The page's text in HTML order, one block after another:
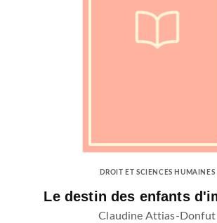
DROIT ET SCIENCES HUMAINES
Le destin des enfants
Claudine Attias-Donfut